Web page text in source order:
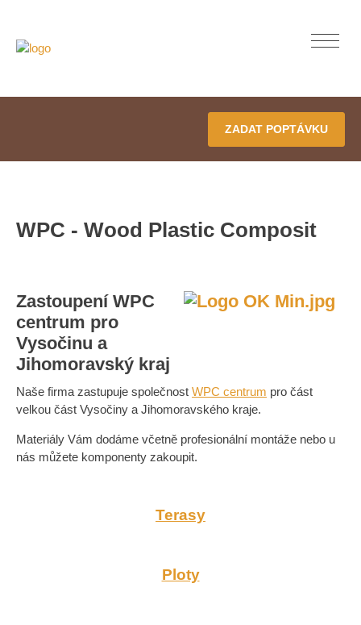
ZADAT POPTÁVKU
WPC - Wood Plastic Composit
Zastoupení WPC
centrum pro
Vysočinu a
Jihomoravský kraj
Naše firma zastupuje společnost WPC centrum pro část
velkou část Vysočiny a Jihomoravského kraje.
Materiály Vám dodáme včetně profesionální montáže nebo u
nás můžete komponenty zakoupit.
Terasy
Ploty